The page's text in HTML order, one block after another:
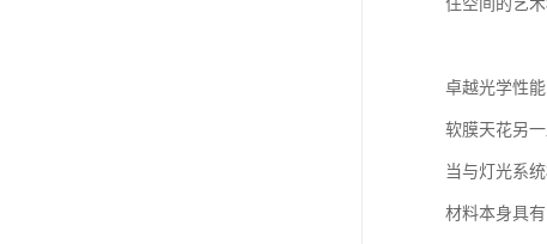
住空间的艺术
卓越光学性
软膜天花另
当与灯光系
材料本身具